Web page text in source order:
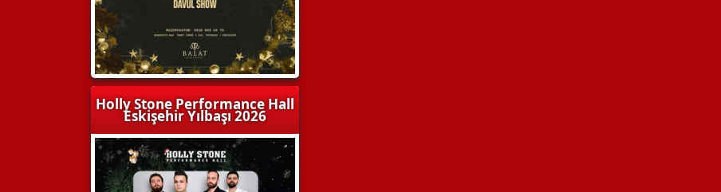
Holly Stone Performance Hall
Eskişehir Yılbaşı 2026